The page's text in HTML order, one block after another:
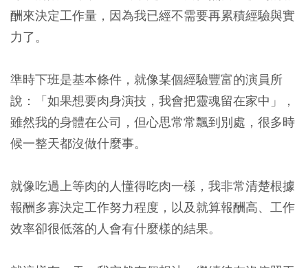
酬來決定工作量，因為我已經不需要再累積經驗與實
力了。
準時下班是基本條件，就像某個經驗豐富的演員所
說：「如果想要肉身演技，我會把靈魂留在家中」，
雖然我的身體在公司，但心思常常飄到別處，很多時
候一整天都沒做什麼事。
就像吃過上等肉的人懂得吃肉一樣，我非常清楚根據
報酬多寡決定工作努力程度，以及就算報酬高、工作
效率卻很低落的人會有什麼樣的結果。